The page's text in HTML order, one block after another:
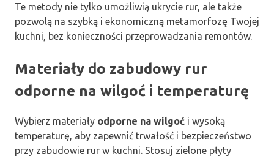
Te metody nie tylko umożliwią ukrycie rur, ale także
pozwolą na szybką i ekonomiczną metamorfozę Twojej
kuchni, bez konieczności przeprowadzania remontów.
Materiały do zabudowy rur
odporne na wilgoć i temperaturę
Wybierz materiały odporne na wilgoć i wysoką
temperaturę, aby zapewnić trwałość i bezpieczeństwo
przy zabudowie rur w kuchni. Stosuj zielone płyty